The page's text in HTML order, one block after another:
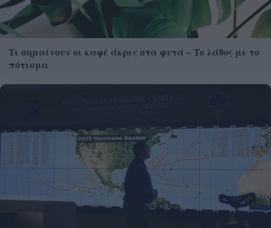
Τι σημαίνουν οι καφέ άκρες στα φυτά – Το λάθος με το
πότισμα